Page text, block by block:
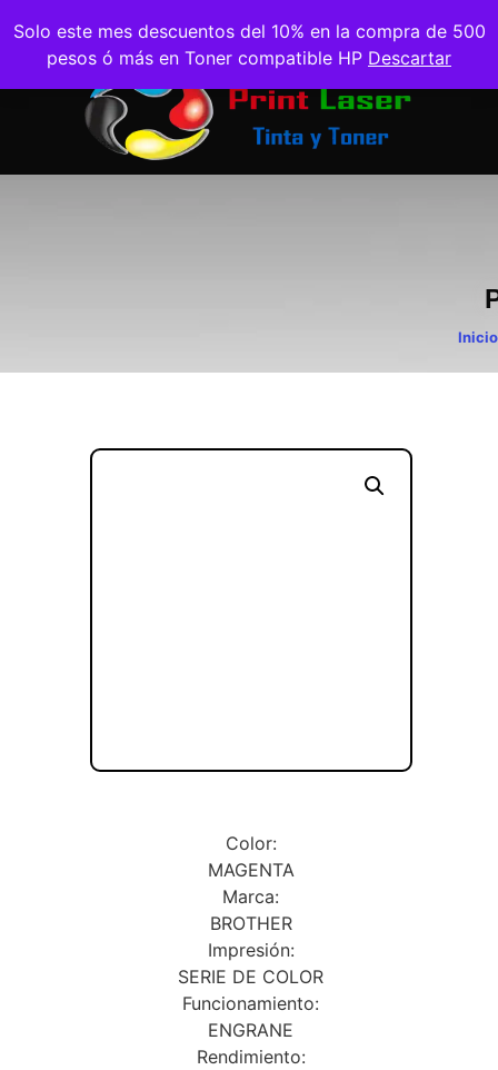
Solo este mes descuentos del 10% en la compra de 500
pesos ó más en Toner compatible HP Descartar
Inicio
Color:
MAGENTA
Marca:
BROTHER
Impresión:
SERIE DE COLOR
Funcionamiento:
ENGRANE
Rendimiento: